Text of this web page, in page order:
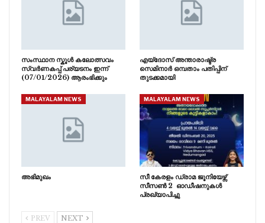
സംസ്ഥാന സ്കൂൾ കലോത്സവം
സ്വർണകപ്പ് പര്യടനം ഇന്ന്
(07/01/2026) ആരംഭിക്കും
എയ്ദോസ് അന്താരാഷ്ട്ര
സെമിനാർ ഒമ്പതാം പതിപ്പിന്
തുടക്കമായി
MALAYALAM NEWS
അഭിമുഖം
MALAYALAM NEWS
സീ കേരളം ഡ്രാമ ജൂനിയേഴ്സ്
സീസൺ 2 ഓഡീഷനുകൾ
പ്രഖ്യാപിച്ചു
PREV NEXT